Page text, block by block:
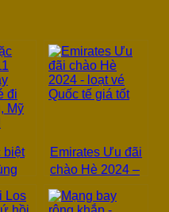
biệt
–
Emirates Ưu đãi
chào Hè 2024 –
loạt vé Quốc tế
giá tốt